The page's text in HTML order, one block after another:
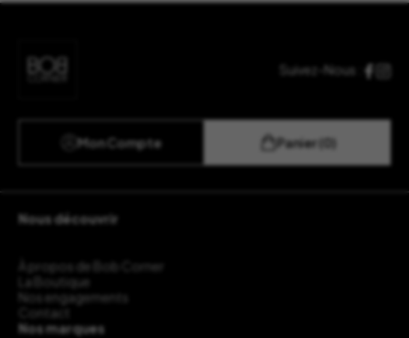
Suivez-Nous :
Mon Compte Panier (0)
Nous découvrir
À propos de Bob Corner
La Boutique
Nos engagements
Contact
Nos marques